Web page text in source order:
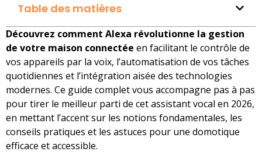
Table des matières
Découvrez comment Alexa révolutionne la gestion
de votre maison connectée en facilitant le contrôle de
vos appareils par la voix, l’automatisation de vos tâches
quotidiennes et l’intégration aisée des technologies
modernes. Ce guide complet vous accompagne pas à pas
pour tirer le meilleur parti de cet assistant vocal en 2026,
en mettant l’accent sur les notions fondamentales, les
conseils pratiques et les astuces pour une domotique
efficace et accessible.